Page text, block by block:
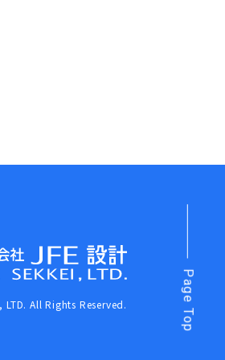
Page Top
LTD. All Rights Reserved.